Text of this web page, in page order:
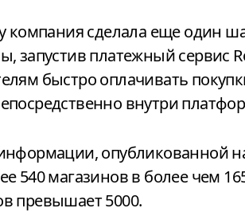
компания сделала еще один
запустив платежный сервис
быстро оплачивать
внутри
опубликованной
540 магазинов в более чем
превышает 5000.